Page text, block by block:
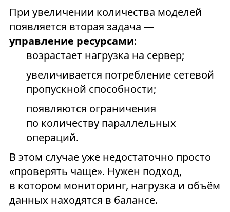
При увеличении количества моделей
появляется вторая задача —
управление ресурсами:
возрастает нагрузка на сервер;
увеличивается потребление сетевой
пропускной способности;
появляются ограничения
по количеству параллельных
операций.
В этом случае уже недостаточно просто
«проверять чаще». Нужен подход,
в котором мониторинг, нагрузка и объём
данных находятся в балансе.